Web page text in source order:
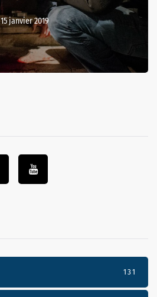
15 janvier 2019
131